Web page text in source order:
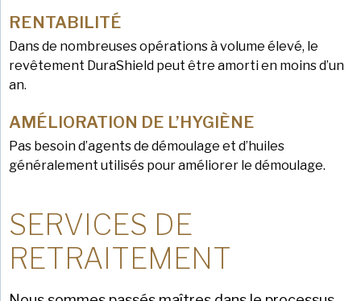
RENTABILITÉ
Dans de nombreuses opérations à volume élevé, le
revêtement DuraShield peut être amorti en moins d’un
an.
AMÉLIORATION DE L’HYGIÈNE
Pas besoin d’agents de démoulage et d’huiles
généralement utilisés pour améliorer le démoulage.
SERVICES DE
RETRAITEMENT